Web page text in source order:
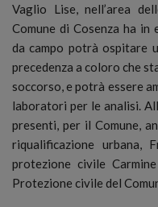
Vaglio Lise, nell’area
Comune di Cosenza ha in
da campo potrà ospitare
precedenza a coloro che
soccorso, e potrà essere
laboratori per le analisi.
presenti, per il Comune,
riqualificazione urbana,
protezione civile
Protezione civile del